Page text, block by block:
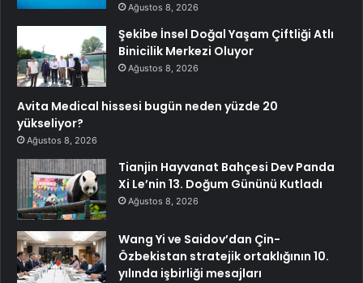
Ağustos 8, 2026
Şekibe İnsel Doğal Yaşam Çiftliği Atlı
Binicilik Merkezi Oluyor
Ağustos 8, 2026
Avita Medical hissesi bugün neden yüzde 20
yükseliyor?
Ağustos 8, 2026
Tianjin Hayvanat Bahçesi Dev Panda
Xi Le’nin 13. Doğum Gününü Kutladı
Ağustos 8, 2026
Wang Yi ve Saidov’dan Çin-
Özbekistan stratejik ortaklığının 10.
yılında işbirliği mesajları